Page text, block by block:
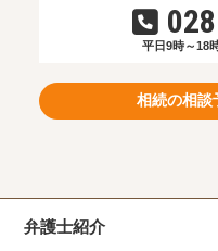
平日9時～18
相続の相談
弁護士紹介